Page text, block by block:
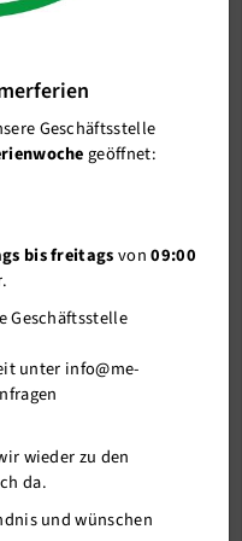
Geschäftsstelle
geöffnet:
bis freitagsvon09:00
Geschäftsstelle
unter info@me-
wieder zu den
da.
und wünschen